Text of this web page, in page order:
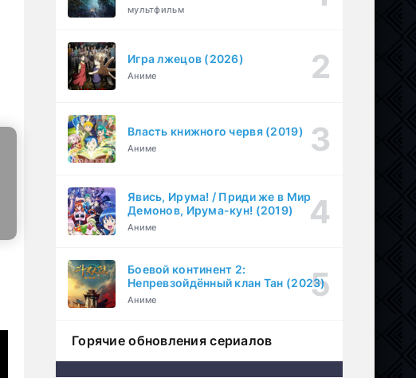
мультфильм
Игра лжецов (2026)
Аниме
Власть книжного червя (2019)
Аниме
Явись, Ирума! / Приди же в Мир
Демонов, Ирума-кун! (2019)
Аниме
Боевой континент 2:
Непревзойдённый клан Тан (2023)
Аниме
Горячие обновления сериалов